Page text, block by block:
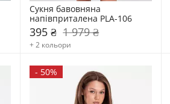
Сукня бавовняна
напівприталена PLA-106
395 ₴ 1 979 ₴
+ 2 кольори
- 50%